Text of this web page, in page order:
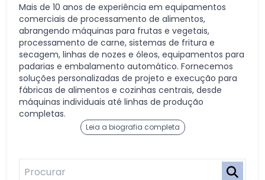
Mais de 10 anos de experiência em equipamentos
comerciais de processamento de alimentos,
abrangendo máquinas para frutas e vegetais,
processamento de carne, sistemas de fritura e
secagem, linhas de nozes e óleos, equipamentos para
padarias e embalamento automático. Fornecemos
soluções personalizadas de projeto e execução para
fábricas de alimentos e cozinhas centrais, desde
máquinas individuais até linhas de produção
completas.
Leia a biografia completa